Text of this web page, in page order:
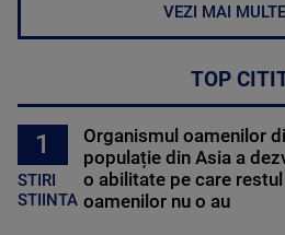
VEZI MAI
TOP
1
STIRI
STIINTA
Organismul oamenilor
populație din Asia a
o abilitate pe care restul
oamenilor nu o au